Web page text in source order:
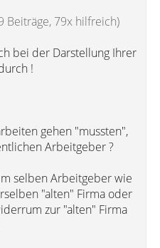
Beiträge, 79x hilfreich)
bei der Darstellung Ihrer
!
gehen "mussten",
Arbeitgeber ?
selben Arbeitgeber wie
"alten" Firma oder
zur "alten" Firma